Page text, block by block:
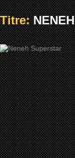
Titre: